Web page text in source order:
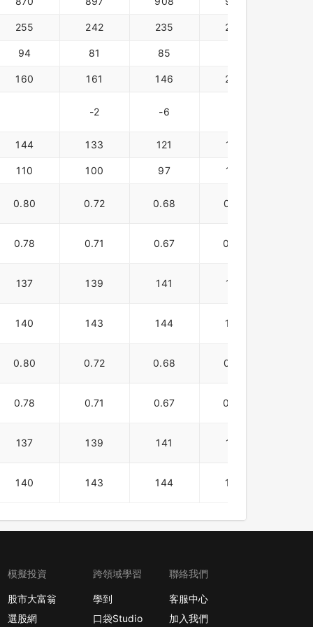
255 242 235 248
94 81 85
160 161 146 208
-2 -6
144 133 121 175
110 100 97 137
0.80 0.72 0.68 0.97
0.78 0.71 0.67 0.94
137 139 141 142
140 143 144 145
0.80 0.72 0.68 0.97
0.78 0.71 0.67 0.94
137 139 141 142
140 143 144 145
模擬投資
股市大富翁
選股網
跨領域學習
學到
口袋Studio
聯絡我們
客服中心
加入我們